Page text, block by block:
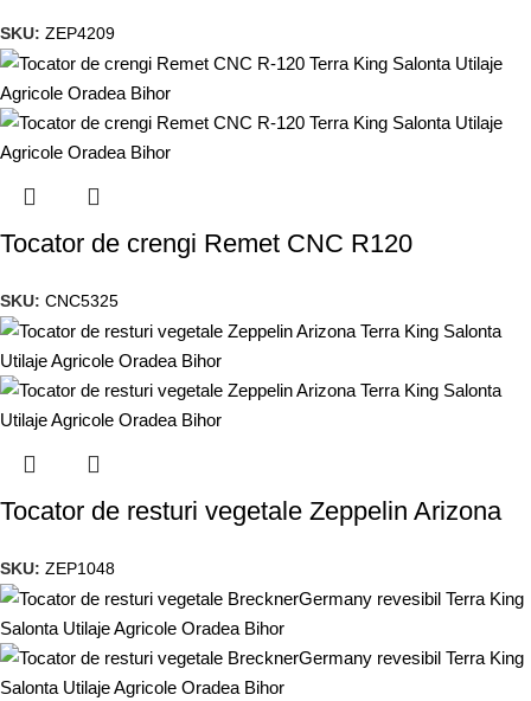
SKU: ZEP4209
Tocator de crengi Remet CNC R120
SKU: CNC5325
Tocator de resturi vegetale Zeppelin Arizona
SKU: ZEP1048